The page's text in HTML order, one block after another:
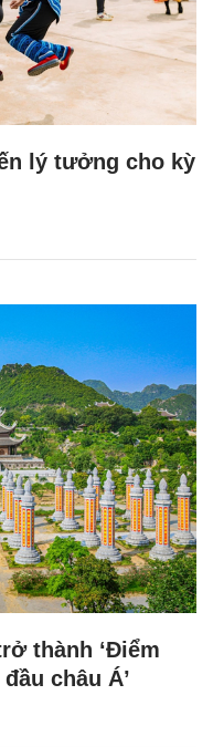
lý tưởng cho kỳ
thành ‘Điểm
châu Á’